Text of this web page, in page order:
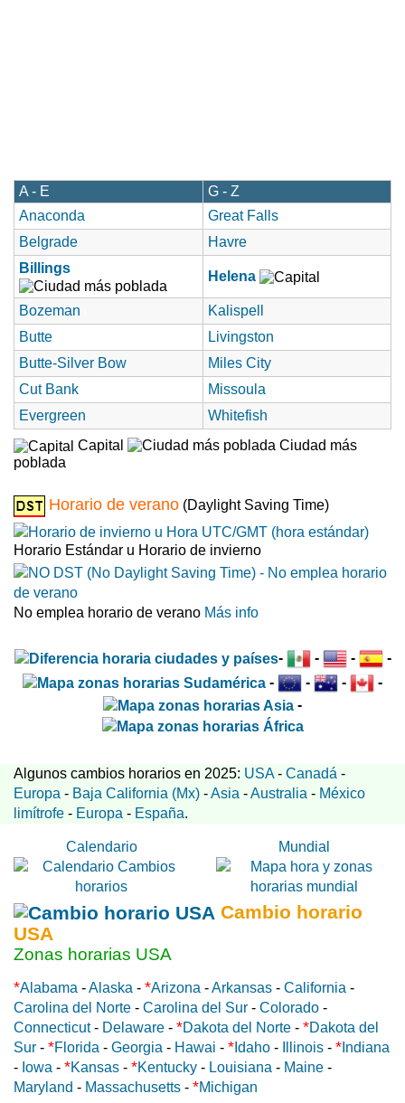
A - E
G - Z
Anaconda
Great Falls
Belgrade
Havre
Billings
Helena
Bozeman
Kalispell
Butte
Livingston
Butte-Silver Bow
Miles City
Cut Bank
Missoula
Evergreen
Whitefish
Capital
Ciudad más
poblada
Horario de verano (Daylight Saving Time)
Horario Estándar u Horario de invierno
No emplea horario de verano Más info
- - -
-
-
- -
-
-
Algunos cambios horarios en 2025: USA- Canadá -
Europa - Baja California (Mx) -Asia -Australia - México
limítrofe - Europa - España.
Calendario Mundial
Cambio horario
USA
Zonas horarias USA
*Alabama -Alaska - *Arizona -Arkansas - California -
Carolina del Norte - Carolina del Sur - Colorado -
Connecticut- Delaware - *Dakota del Norte - *Dakota del
Sur - *Florida - Georgia - Hawai - * Idaho - Illinois - * Indiana
- Iowa - *Kansas - *Kentucky - Louisiana - Maine -
Maryland - Massachusetts - *Michigan